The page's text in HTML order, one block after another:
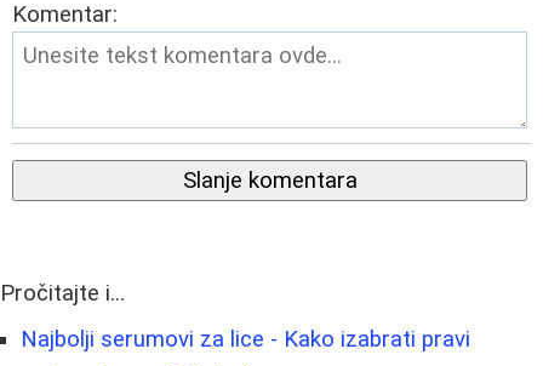
Komentar:
Slanje komentara
Pročitajte i...
Najbolji serumovi za lice - Kako izabrati pravi